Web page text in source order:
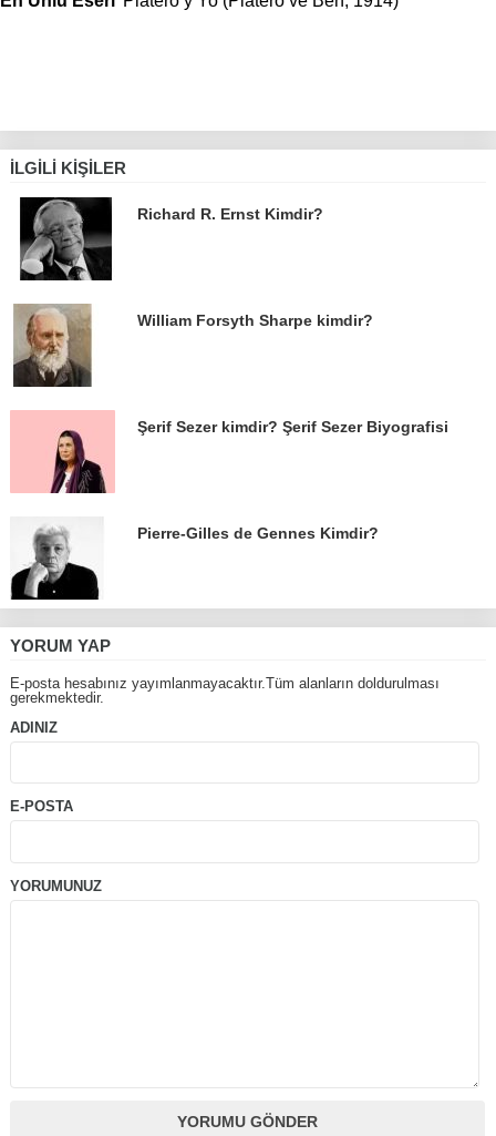
İLGILI KIŞILER
Richard R. Ernst Kimdir?
William Forsyth Sharpe kimdir?
Şerif Sezer kimdir? Şerif Sezer Biyografisi
Pierre-Gilles de Gennes Kimdir?
YORUM YAP
E-posta hesabınız yayımlanmayacaktır.Tüm alanların doldurulması
gerekmektedir.
ADINIZ
E-POSTA
YORUMUNUZ